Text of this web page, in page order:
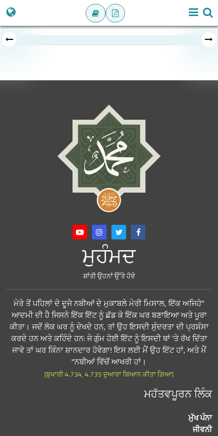
ਮੁਹੰਮਦ
ਸ਼ਾਂਤੀ ਉਹਨਾਂ ਉੱਤੇ ਹੋਵੇ
"ਮੇਰੇ ਤੋਂ ਪਹਿਲਾਂ ਦੇ ਦੂਜੇ ਨਬੀਆਂ ਦੇ ਮੁਕਾਬਲੇ ਮੇਰੀ ਮਿਸਾਲ, ਇੱਕ ਅਜਿਹੇ
ਆਦਮੀ ਦੀ ਹੈ ਜਿਸਨੇ ਇੱਕ ਇੱਟ ਨੂੰ ਛੱਡ ਕੇ ਇੱਕ ਘਰ ਬਣਾਇਆ ਅਤੇ ਪੂਰਾ
ਕੀਤਾ। ਜਦੋਂ ਲੋਕ ਘਰ ਨੂੰ ਦੇਖਦੇ ਹਨ, ਤਾਂ ਉਹ ਇਸਦੀ ਸੁੰਦਰਤਾ ਦੀ ਪ੍ਰਸ਼ੰਸਾ
ਕਰਦੇ ਹਨ ਅਤੇ ਕਹਿੰਦੇ ਹਨ: ਜੇ ਗੁੰਮ ਹੋਈ ਇੱਟ ਨੂੰ ਇਸਦੀ ਥਾਂ 'ਤੇ ਰੱਖ ਦਿੱਤਾ
ਜਾਵੇ ਤਾਂ ਘਰ ਕਿੰਨਾ ਸ਼ਾਨਦਾਰ ਹੋਵੇਗਾ! ਇਸ ਲਈ ਮੈਂ ਉਹ ਇੱਟ ਹਾਂ, ਅਤੇ ਮੈਂ
ਨਬੀਆਂ ਵਿੱਚੋਂ ਆਖਰੀ ਹਾਂ।"
(ਬੁਖਾਰੀ 4.734, 4.735 ਦੁਆਰਾ ਬਿਆਨ ਕੀਤਾ ਗਿਆ)
ਮਹੱਤਵਪੂਰਨ ਲਿੰਕ
ਮੁੱਖ ਪੰਨਾ
ਜੀਵਨੀ